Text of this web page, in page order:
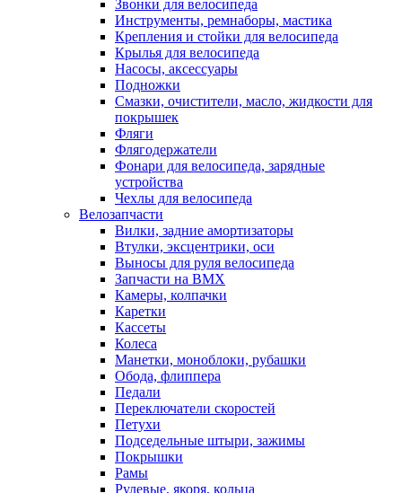
Звонки для велосипеда
Инструменты, ремнаборы, мастика
Крепления и стойки для велосипеда
Крылья для велосипеда
Насосы, аксессуары
Подножки
Смазки, очистители, масло, жидкости для
покрышек
Фляги
Флягодержатели
Фонари для велосипеда, зарядные
устройства
Чехлы для велосипеда
Велозапчасти
Вилки, задние амортизаторы
Втулки, эксцентрики, оси
Выносы для руля велосипеда
Запчасти на BMX
Камеры, колпачки
Каретки
Кассеты
Колеса
Манетки, моноблоки, рубашки
Обода, флиппера
Педали
Переключатели скоростей
Петухи
Подседельные штыри, зажимы
Покрышки
Рамы
Рулевые, якоря, кольца